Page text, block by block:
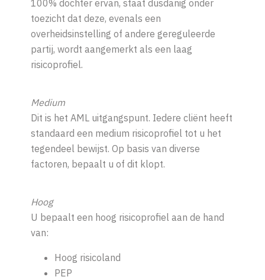
100% dochter ervan, staat dusdanig onder
toezicht dat deze, evenals een
overheidsinstelling of andere gereguleerde
partij, wordt aangemerkt als een laag
risicoprofiel.
Medium
Dit is het AML uitgangspunt. Iedere cliënt heeft
standaard een medium risicoprofiel tot u het
tegendeel bewijst. Op basis van diverse
factoren, bepaalt u of dit klopt.
Hoog
U bepaalt een hoog risicoprofiel aan de hand
van:
Hoog risicoland
PEP